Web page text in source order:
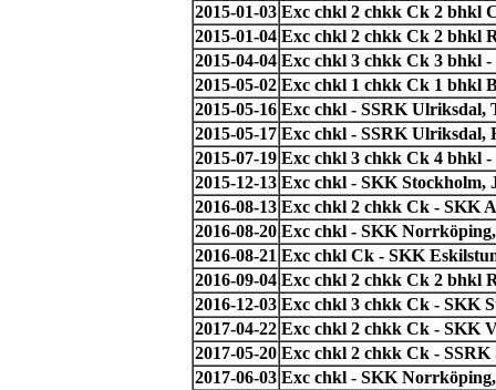
2015-01-03 Exc chkl 2 chkk Ck 2 bhkl
2015-01-04 Exc chkl 2 chkk Ck 2 bhkl
2015-04-04 Exc chkl 3 chkk Ck 3 bhkl
2015-05-02 Exc chkl 1 chkk Ck 1 bhkl
2015-05-16 Exc chkl - SSRK Ulriksdal,
2015-05-17 Exc chkl - SSRK Ulriksdal,
2015-07-19 Exc chkl 3 chkk Ck 4 bhkl
2015-12-13 Exc chkl - SKK Stockholm,
2016-08-13 Exc chkl 2 chkk Ck - SKK
2016-08-20 Exc chkl - SKK
2016-08-21 Exc chkl Ck - SKK
2016-09-04 Exc chkl 2 chkk Ck 2 bhkl
2016-12-03 Exc chkl 3 chkk Ck - SKK
2017-04-22 Exc chkl 2 chkk Ck - SKK
2017-05-20 Exc chkl 2 chkk Ck - SSRK
2017-06-03 Exc chkl - SKK